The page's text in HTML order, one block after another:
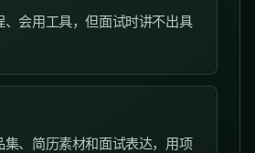
、会用工具，但面试时讲不出具
集、简历素材和面试表达，用项